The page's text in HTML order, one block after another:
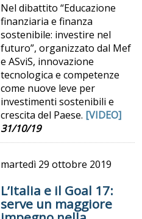
Nel dibattito “Educazione
finanziaria e finanza
sostenibile: investire nel
futuro”, organizzato dal Mef
e ASviS, innovazione
tecnologica e competenze
come nuove leve per
investimenti sostenibili e
crescita del Paese. [VIDEO]
31/10/19
martedì 29 ottobre 2019
L’Italia e il Goal 17:
serve un maggiore